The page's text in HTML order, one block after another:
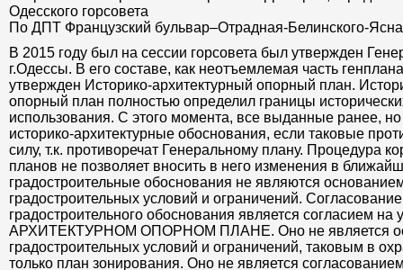
Одесского горсовета
По ДПТ Французский бульвар–Отрадная-Белинского-
В 2015 году был на сессии горсовета был утвержден
г.Одессы. В его составе, как неотъемлемая часть
утвержден Историко-архитектурный опорный план.
опорный план полностью определил границы
использования. С этого момента, все выданные ранее,
историко-архитектурные обоснования, если таковые
силу, т.к. противоречат Генеральному плану. Процедура
планов не позволяет вносить в него изменения в
градостроительные обоснования не являются
градостроительных условий и ограничений.
градостроительного обоснования является согласием
АРХИТЕКТУРНОМ ОПОРНОМ ПЛАНЕ. Оно не является
градостроительных условий и ограничений, таковым в
только план зонирования. Оно не является